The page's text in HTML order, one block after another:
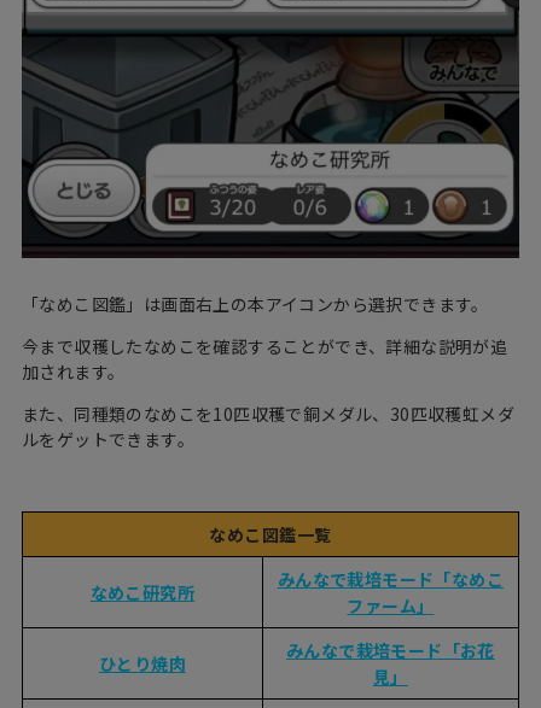
「なめこ図鑑」は画面右上の本アイコンから選択できます。
今まで収穫したなめこを確認することができ、詳細な説明が追
加されます。
また、同種類のなめこを10匹収穫で銅メダル、30匹収穫虹メダ
ルをゲットできます。
なめこ図鑑一覧
なめこ研究所
みんなで栽培モード「なめこ
ファーム」
ひとり焼肉
みんなで栽培モード「お花
見」